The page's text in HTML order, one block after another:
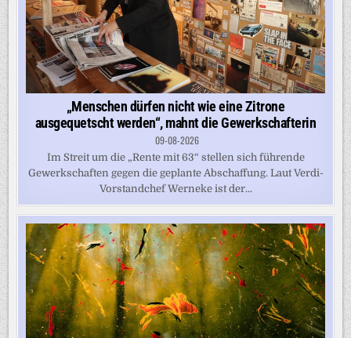
„Menschen dürfen nicht wie eine Zitrone
ausgequetscht werden“, mahnt die Gewerkschafterin
09-08-2026
Im Streit um die „Rente mit 63“ stellen sich führende
Gewerkschaften gegen die geplante Abschaffung. Laut Verdi-
Vorstandchef Werneke ist der...